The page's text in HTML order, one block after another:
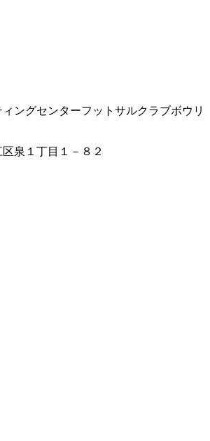
ィングセンターフットサルクラブボウリ
泉１丁目１－８２